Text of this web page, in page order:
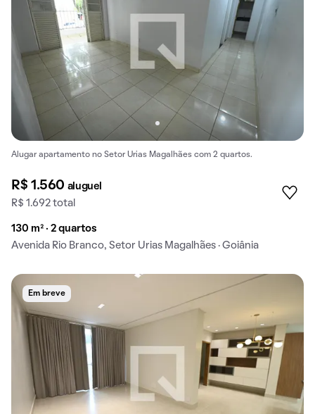
Alugar apartamento no Setor Urias Magalhães com 2 quartos.
R$ 1.560 aluguel
R$ 1.692 total
130 m² · 2 quartos
Avenida Rio Branco, Setor Urias Magalhães · Goiânia
Em breve